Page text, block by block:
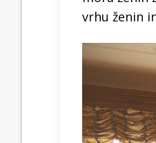
vrhu ženin